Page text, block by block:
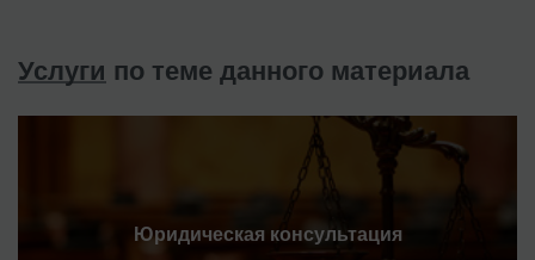
Услуги по теме данного материала
Юридическая консультация